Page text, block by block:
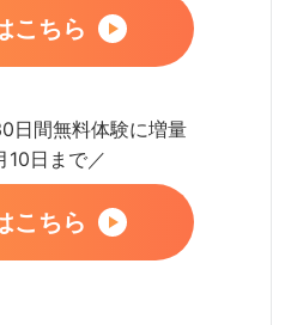
こちら
日間無料体験に増量
10日まで／
こちら